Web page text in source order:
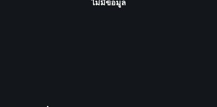
ไม่มีข้อมูล